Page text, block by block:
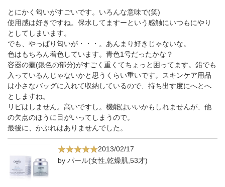
とにかく匂いがすごいです。いろんな意味で(笑)
使用感は好きですね。保水してますーという感触にいつもにやり
としてしまいます。
でも、やっぱり匂いが・・・。あんまり好きじゃないな。
色はもちろん着色しています。青色1号だったかな？
容器の蓋(銀色の部分)がすごく重くてちょっと困ってます。鉛でも
入っているんじゃないかと思うくらい重いです。スキンケア用品
は小さなバッグに入れて収納しているので、持ち出す度にへとへ
としますね。
リピはしません。高いですし。機能はいいかもしれませんが、他
の欠点のほうに目がいってしまうので。
最後に、かぶれはありませんでした。
2013/02/17
by パール(女性,乾燥肌,53才)